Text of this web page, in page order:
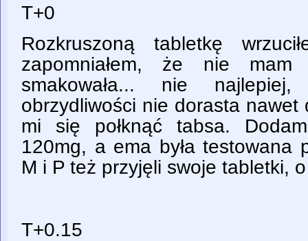
T+0
Rozkruszoną tabletkę
zapomniałem, że nie
smakowała... nie
obrzydliwości nie dorasta nawet
mi się połknąć tabsa.
120mg, a ema była testowana
M i P też przyjęli swoje tabletki,
T+0.15